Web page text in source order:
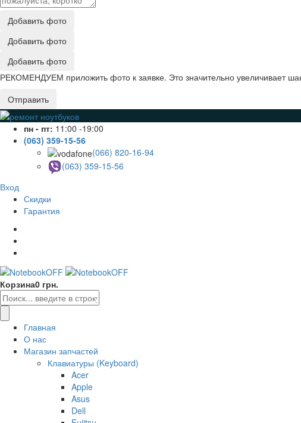
Добавить фото
Добавить фото
Добавить фото
РЕКОМЕНДУЕМ приложить фото к заявке. Это значительно увеличивает
Отправить
пн - пт: 11:00 -19:00
(063) 359-15-56
(066) 820-16-94
(063) 359-15-56
Вход
Скидки
Гарантия
Корзина0 грн.
Главная
О нас
Магазин запчастей
Клавиатуры (Keyboard)
Acer
Apple
Asus
Dell